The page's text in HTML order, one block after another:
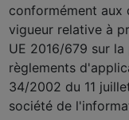
conformément aux
vigueur relative à
UE 2016/679 sur
règlements
34/2002 du 11
société de